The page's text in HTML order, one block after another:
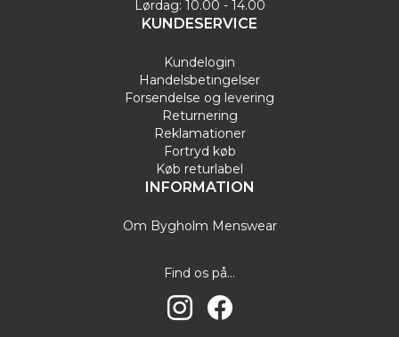
Lørdag: 10.00 - 14.00
KUNDESERVICE
Kundelogin
Handelsbetingelser
Forsendelse og levering
Returnering
Reklamationer
Fortryd køb
Køb returlabel
INFORMATION
Om Bygholm Menswear
Find os på...